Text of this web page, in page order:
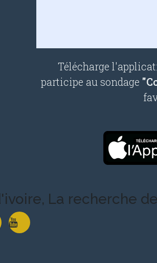
Télécharge
participe au sondage
La recherche